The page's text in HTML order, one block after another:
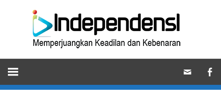
Memperjuangkan
Keadilan
dan